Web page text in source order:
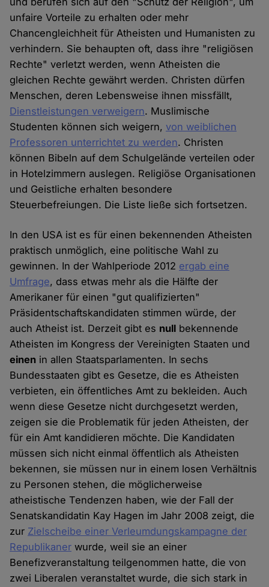
unfaire Vorteile zu erhalten oder mehr
Chancengleichheit für Atheisten und Humanisten zu
verhindern. Sie behaupten oft, dass ihre "religiösen
Rechte" verletzt werden, wenn Atheisten die
gleichen Rechte gewährt werden. Christen dürfen
Menschen, deren Lebensweise ihnen missfällt,
Dienstleistungen verweigern. Muslimische
Studenten können sich weigern,von weiblichen
Professoren unterrichtet zu werden. Christen
können Bibeln auf dem Schulgelände verteilen oder
in Hotelzimmern auslegen. Religiöse Organisationen
und Geistliche erhalten besondere
Steuerbefreiungen. Die Liste ließe sich fortsetzen.
In den USA ist es für einen bekennenden Atheisten
praktisch unmöglich, eine politische Wahl zu
gewinnen. In der Wahlperiode 2012 ergab eine
Umfrage, dass etwas mehr als die Hälfte der
Amerikaner für einen "gut qualifizierten"
Präsidentschaftskandidaten stimmen würde, der
auch Atheist ist. Derzeit gibt es null bekennende
Atheisten im Kongress der Vereinigten Staaten und
einen in allen Staatsparlamenten. In sechs
Bundesstaaten gibt es Gesetze, die es Atheisten
verbieten, ein öffentliches Amt zu bekleiden. Auch
wenn diese Gesetze nicht durchgesetzt werden,
zeigen sie die Problematik für jeden Atheisten, der
für ein Amt kandidieren möchte. Die Kandidaten
müssen sich nicht einmal öffentlich als Atheisten
bekennen, sie müssen nur in einem losen Verhältnis
zu Personen stehen, die möglicherweise
atheistische Tendenzen haben, wie der Fall der
Senatskandidatin Kay Hagen im Jahr 2008 zeigt, die
zur Zielscheibe einer Verleumdungskampagne der
Republikaner wurde, weil sie an einer
Benefizveranstaltung teilgenommen hatte, die von
zwei Liberalen veranstaltet wurde, die sich stark in